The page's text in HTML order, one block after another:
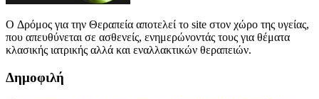
O Δρόμος για την Θεραπεία αποτελεί το site στον χώρο της υγείας,
που απευθύνεται σε ασθενείς, ενημερώνοντάς τους για θέματα
κλασικής ιατρικής αλλά και εναλλακτικών θεραπειών.
Δημοφιλή